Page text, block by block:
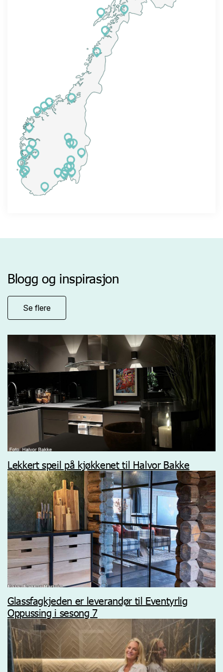
Blogg og inspirasjon
Se flere
Lekkert speil på kjøkkenet til Halvor Bakke
Glassfagkjeden er leverandør til Eventyrlig
Oppussing i sesong 7